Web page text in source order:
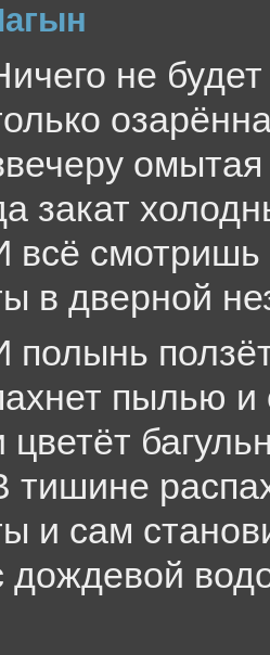
не
закат
всё смотришь
в дверной
полынь
пылью
цветёт
тишине
и сам
дождевой